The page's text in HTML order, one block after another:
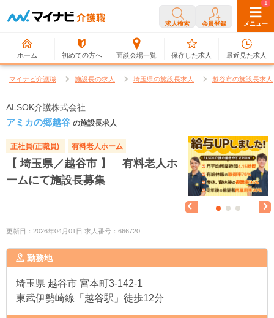
求人検索 会員登録 メニュー
ホーム 初めての方へ 面談会場一覧
0
保存した求人
1
最近見た求人
マイナビ介護職 施設長の求人 埼玉県の施設長求人 越谷市の施設長求人
ALSOK介護株式会社
アミカの郷越谷 の施設長求人
正社員(正職員) 有料老人ホーム
【 埼玉県／越谷市 】 有料老人ホ
ームにて施設長募集
更新日：2026年04月01日 求人番号：666720
勤務地
埼玉県 越谷市 宮本町3-142-1
東武伊勢崎線「越谷駅」徒歩12分